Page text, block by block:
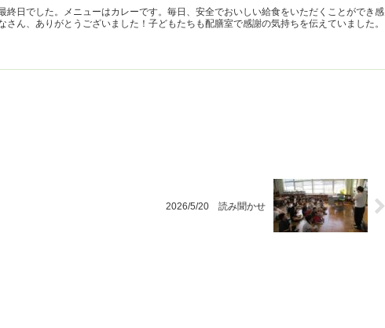
終日でした。メニューはカレーです。毎日、安全でおいしい給食をいただくことができ感
さん、ありがとうございました！子どもたちも配膳室で感謝の気持ちを伝えていました。
2026/5/20 読み聞かせ